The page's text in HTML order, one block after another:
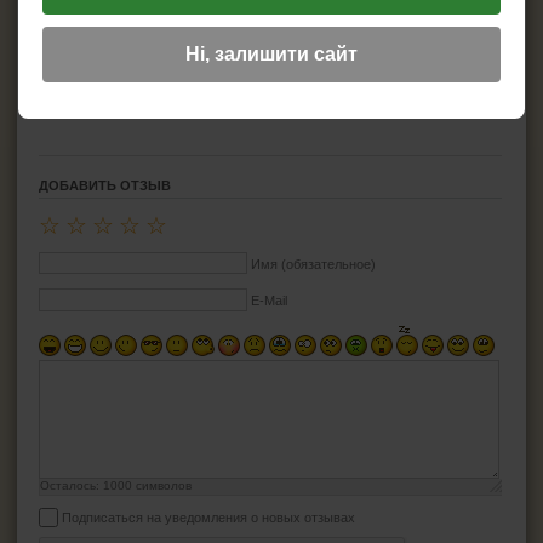
Страна изготовитель:Atomic
Вместимость:
ДОБАВИТЬ ОТЗЫВ
☆
☆
☆
☆
☆
Имя (обязательное)
E-Mail
Осталось: 1000 символов
Подписаться на уведомления о новых отзывах
Ні, залишити сайт